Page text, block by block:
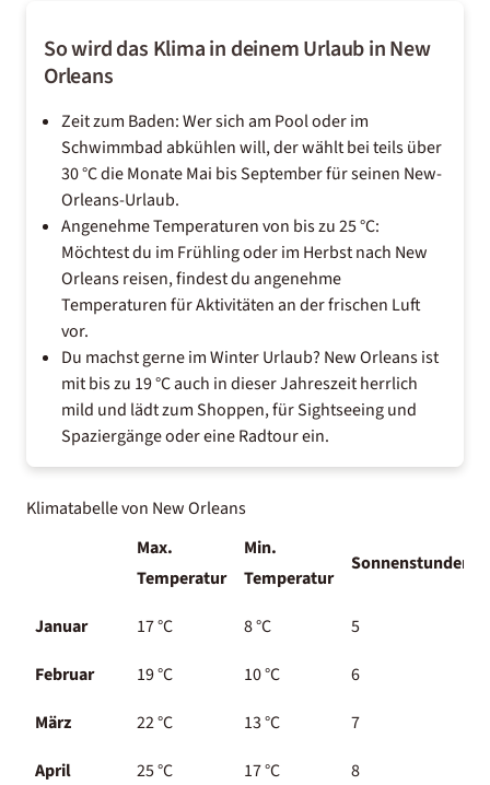
So wird das Klima in deinem Urlaub in New
Orleans
Zeit zum Baden: Wer sich am Pool oder im
Schwimmbad abkühlen will, der wählt bei teils über
30 °C die Monate Mai bis September für seinen New-
Orleans-Urlaub.
Angenehme Temperaturen von bis zu 25 °C:
Möchtest du im Frühling oder im Herbst nach New
Orleans reisen, findest du angenehme
Temperaturen für Aktivitäten an der frischen Luft
vor.
Du machst gerne im Winter Urlaub? New Orleans ist
mit bis zu 19 °C auch in dieser Jahreszeit herrlich
mild und lädt zum Shoppen, für Sightseeing und
Spaziergänge oder eine Radtour ein.
Klimatabelle von New Orleans
Max.
Temperatur
Min.
Temperatur
Sonnenstunden
Januar 17 °C 8 °C 5
Februar
19 °C 10 °C 6
März
22 °C 13 °C 7
April
25 °C 17 °C 8